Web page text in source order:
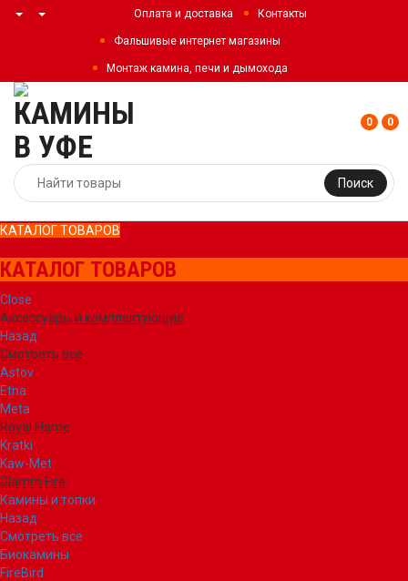
Оплата и доставка Контакты
Фальшивые интернет магазины
Монтаж камина, печи и дымохода
Поиск
0 0
КАТАЛОГ ТОВАРОВ
КАТАЛОГ ТОВАРОВ
Close
Аксессуары и комплектующие
Назад
Смотреть все
Astov
Etna
Meta
Royal Flame
Kratki
Kaw-Met
Glamm Fire
Камины и топки
Назад
Смотреть все
Биокамины
FireBird